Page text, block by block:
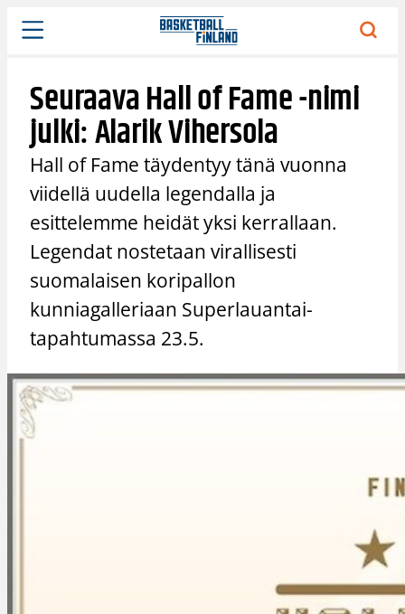
Siirry
sisältöön
Seuraava Hall of Fame -nimi
julki: Alarik Vihersola
Hall of Fame täydentyy tänä vuonna
viidellä uudella legendalla ja
esittelemme heidät yksi kerrallaan.
Legendat nostetaan virallisesti
suomalaisen koripallon
kunniagalleriaan Superlauantai-
tapahtumassa 23.5.